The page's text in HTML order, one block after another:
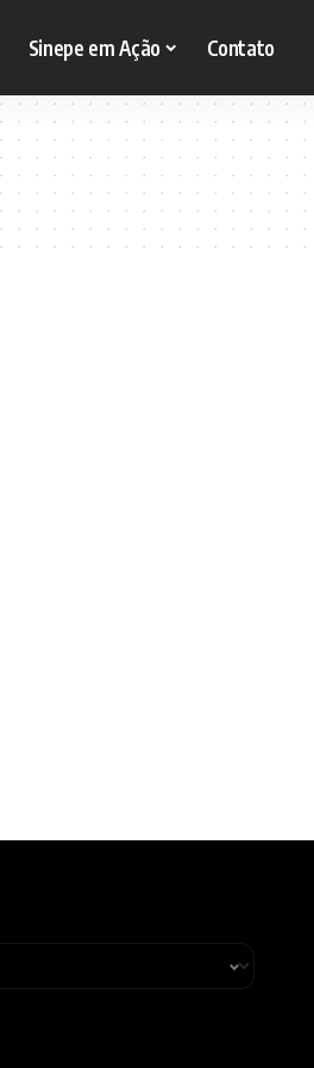
Sinepe em Ação Contato